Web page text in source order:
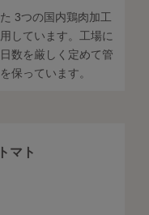
3つの国内鶏肉加工
しています。工場に
数を厳しく定めて管
保っています。
マト